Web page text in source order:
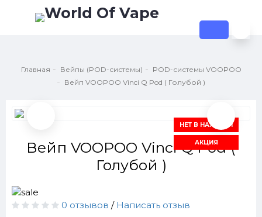
Главная Вейпы (POD-системы)
POD-системы VOOPOO
Вейп VOOPOO Vinci Q Pod ( Голубой )
НЕТ В НАЛИЧИИ
АКЦИЯ
Вейп VOOPOO Vinci Q Pod (
Голубой )
0 отзывов / Написать отзыв